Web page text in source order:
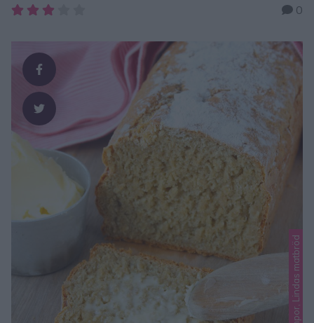
lyxig, superläcker cheesecake som alltid är uppskattad och
toppenrecept! CHEESECAKE Ca 12 bitar Botten300 g
Digestivekex125 g smör, smält Fyllning600 g färskost, t …
0